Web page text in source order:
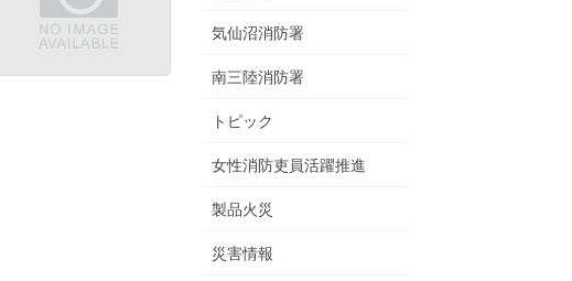
気仙沼消防署
南三陸消防署
トピック
女性消防吏員活躍推進
製品火災
災害情報